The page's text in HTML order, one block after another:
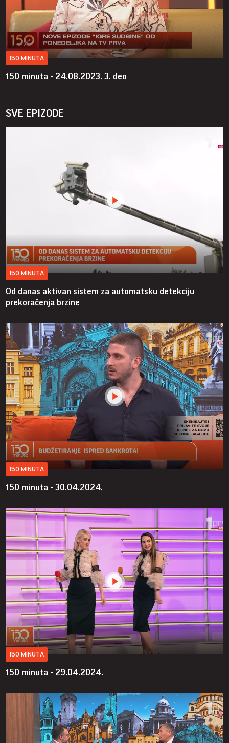
150 MINUTA
150 minuta - 24.08.2023. 3. deo
SVE EPIZODE
150 MINUTA
Od danas aktivan sistem za automatsku detekciju
prekoračenja brzine
150 MINUTA
150 minuta - 30.04.2024.
150 MINUTA
150 minuta - 29.04.2024.